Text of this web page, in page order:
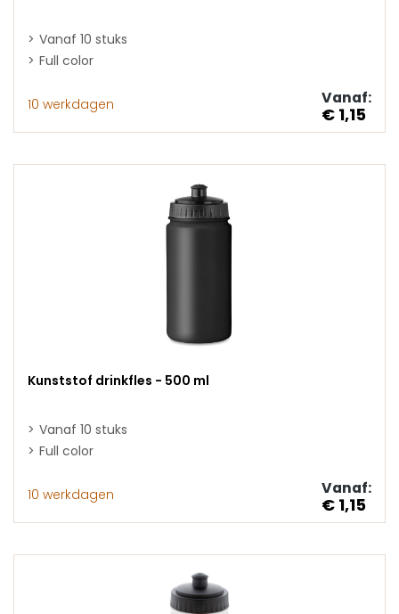
Vanaf 10 stuks
Full color
10 werkdagen Vanaf:
€ 1,15
Kunststof drinkfles - 500 ml
Vanaf 10 stuks
Full color
10 werkdagen Vanaf:
€ 1,15